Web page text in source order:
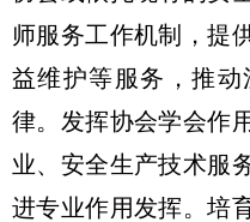
师服务工作机制，提
益维护等服务，推
律。发挥协会学会作
业、安全生产技术服
进专业作用发挥。培